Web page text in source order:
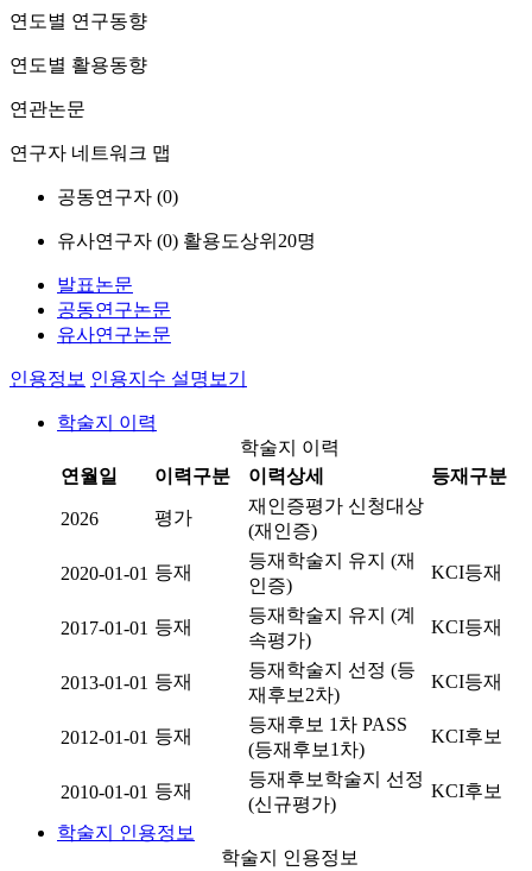
연도별 연구동향
연도별 활용동향
연관논문
연구자 네트워크 맵
공동연구자 (0)
유사연구자 (0) 활용도상위20명
발표논문
공동연구논문
유사연구논문
인용정보 인용지수 설명보기
학술지 이력
학술지 이력
연월일
이력구분 이력상세 등재구분
2026 평가
재인증평가 신청대상
(재인증)
2020-01-01 등재
등재학술지 유지 (재
인증)
KCI등재
2017-01-01 등재
등재학술지 유지 (계
속평가)
KCI등재
2013-01-01 등재
등재학술지 선정 (등
재후보2차)
KCI등재
2012-01-01 등재
등재후보 1차 PASS
(등재후보1차)
KCI후보
2010-01-01 등재
등재후보학술지 선정
(신규평가)
KCI후보
학술지 인용정보
학술지 인용정보